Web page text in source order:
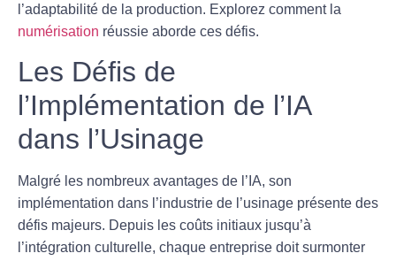
l’adaptabilité de la production. Explorez comment la
numérisation réussie aborde ces défis.
Les Défis de
l’Implémentation de l’IA
dans l’Usinage
Malgré les nombreux avantages de l’IA, son
implémentation dans l’industrie de l’usinage présente des
défis majeurs. Depuis les coûts initiaux jusqu’à
l’intégration culturelle, chaque entreprise doit surmonter